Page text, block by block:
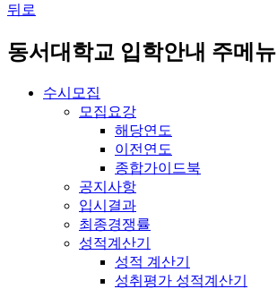
뒤로
동서대학교 입학안내 주메뉴
수시모집
모집요강
해당연도
이전연도
종합가이드북
공지사항
입시결과
최종경쟁률
성적계산기
성적 계산기
성취평가 성적계산기